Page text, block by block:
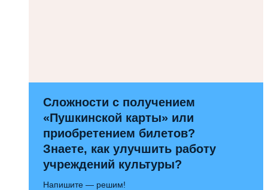
Сложности с получением
«Пушкинской карты» или
приобретением билетов?
Знаете, как улучшить работу
учреждений культуры?
Напишите — решим!